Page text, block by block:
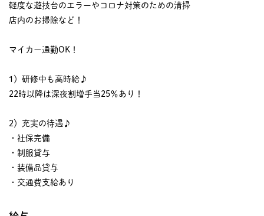
軽度な遊技台のエラーやコロナ対策のための清掃
店内のお掃除など！
マイカー通勤OK！
1）研修中も高時給♪
22時以降は深夜割増手当25％あり！
2）充実の待遇♪
・社保完備
・制服貸与
・装備品貸与
・交通費支給あり